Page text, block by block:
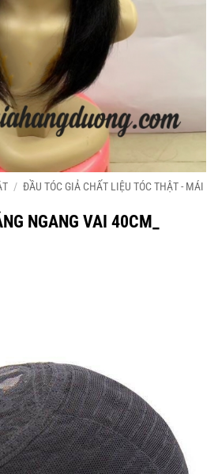
/ ĐẦU TÓC GIẢ CHẤT LIỆU TÓC THẬT - MÁI
NGANG VAI 40CM_